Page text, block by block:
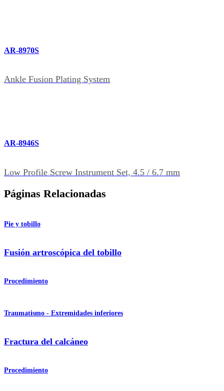
AR-8970S
Ankle Fusion Plating System
AR-8946S
Low Profile Screw Instrument Set, 4.5 / 6.7 mm
Páginas Relacionadas
Pie y tobillo
Fusión artroscópica del tobillo
Procedimiento
Traumatismo - Extremidades inferiores
Fractura del calcáneo
Procedimiento